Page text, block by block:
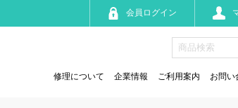
会員ログイン
修理について 企業情報 ご利用案内 お問い